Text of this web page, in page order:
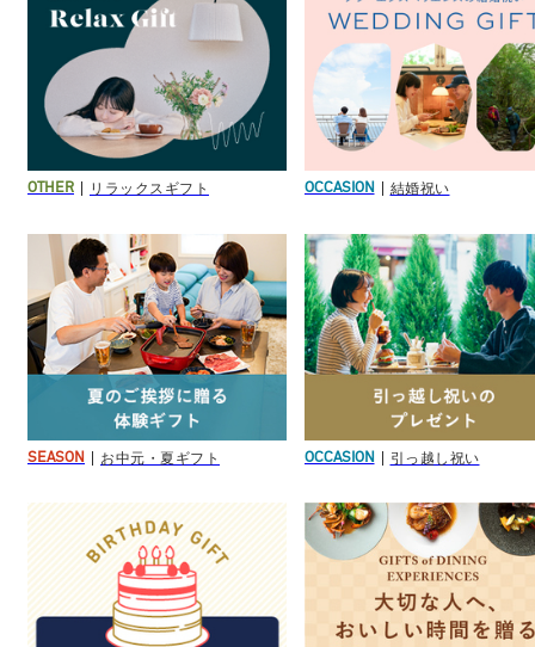
OTHER リラックスギフト OCCASION 結婚祝い
SEASON お中元・夏ギフト OCCASION 引っ越し祝い